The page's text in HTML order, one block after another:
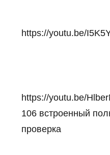
https://youtu.be/
https://youtu.be/
106 встроенный
проверка